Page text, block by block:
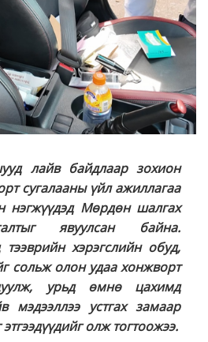
лайв байдлаар зохион
сугалааны үйл ажиллагаа
нэгжүүдэд Мөрдөн шалгах
явуулсан байна.
хэрэгслийн обуд,
сольж олон удаа хонжворт
урьд өмнө цахимд
мэдээллээ устгах замаар
олж тогтоожээ.